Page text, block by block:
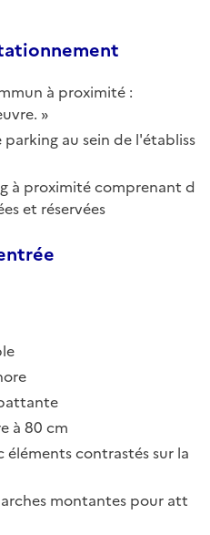
à proximité :
parking au sein de l'établiss
à proximité comprenant d
et réservées
à 80 cm
éléments contrastés sur la
montantes pour att